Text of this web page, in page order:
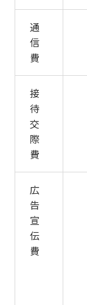
通
信
費
接
待
交
際
費
広
告
宣
伝
費